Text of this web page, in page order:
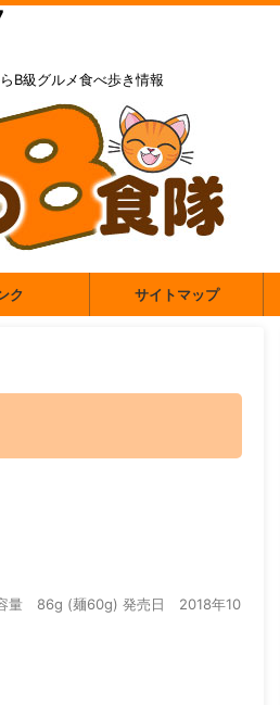
B級グルメ食べ歩き情報
ク サイトマップ
容量 86g (麺60g) 発売日 2018年10